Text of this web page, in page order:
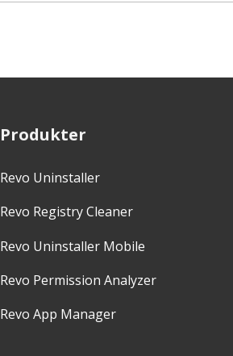
Produkter
Revo Uninstaller
Revo Registry Cleaner
Revo Uninstaller Mobile
Revo Permission Analyzer
Revo App Manager